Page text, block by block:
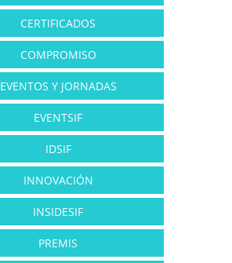
CERTIFICADOS
COMPROMISO
EVENTOS Y JORNADAS
EVENTSIF
IDSIF
INNOVACIÓN
INSIDESIF
PREMIS